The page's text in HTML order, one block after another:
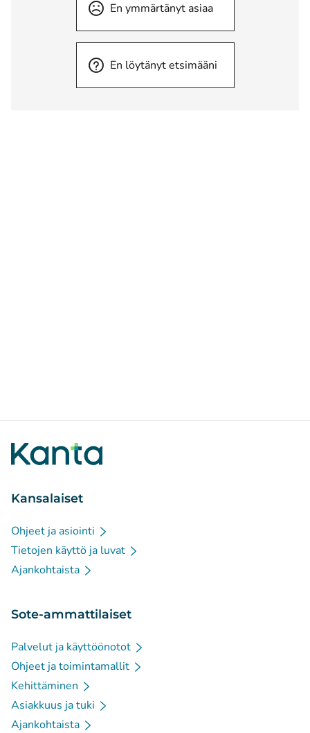
En ymmärtänyt asiaa
En löytänyt etsimääni
Kansalaiset
Ohjeet ja asiointi
Tietojen käyttö ja luvat
Ajankohtaista
Sote-ammattilaiset
Palvelut ja käyttöönotot
Ohjeet ja toimintamallit
Kehittäminen
Asiakkuus ja tuki
Ajankohtaista